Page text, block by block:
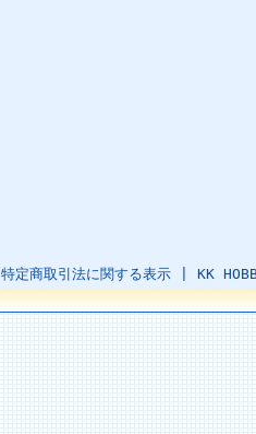
特定商取引法に関する表示 KK